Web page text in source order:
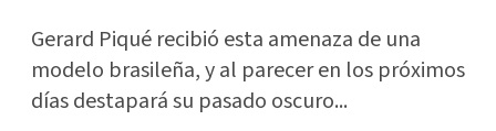
Gerard Piqué recibió esta amenaza de una
modelo brasileña, y al parecer en los próximos
días destapará su pasado oscuro...